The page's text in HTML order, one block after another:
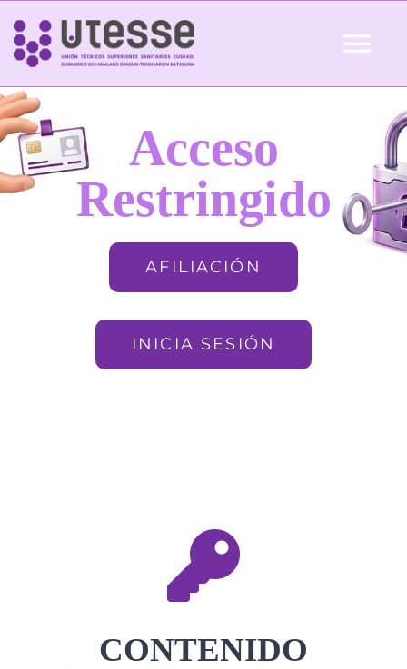
Skip
content
Inicio
QUIÉNES SOMOS Acceso
Restringido
AFILIACIÓN
INICIA SESIÓN
CONTENIDO